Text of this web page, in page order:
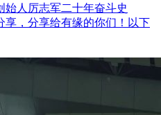
始人厉志军二十年奋斗史
享，分享给有缘的你们！以下